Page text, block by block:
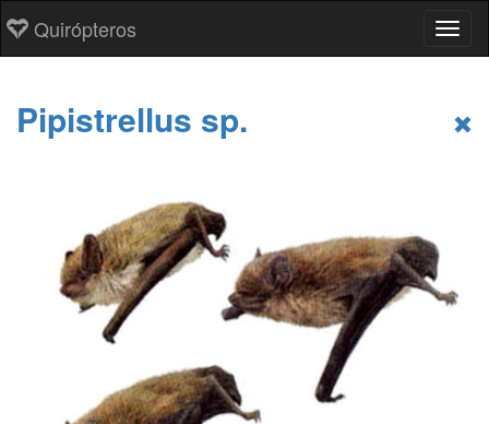
Quirópteros
Pipistrellus sp.